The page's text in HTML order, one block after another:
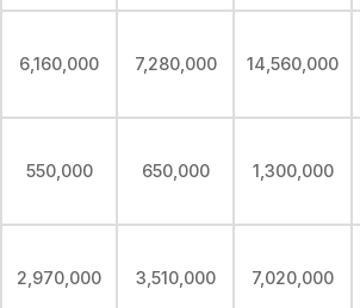
6,160,000 7,280,000 14,560,000
550,000 650,000 1,300,000
2,970,000 3,510,000 7,020,000